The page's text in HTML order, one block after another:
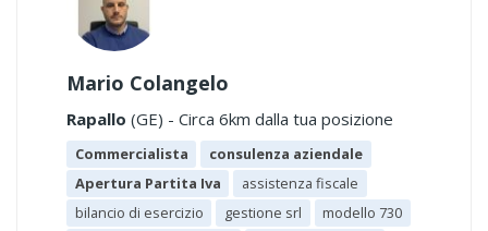
Mario Colangelo
Rapallo (GE) - Circa 6km dalla tua posizione
Commercialista
consulenza aziendale
Apertura Partita Iva
assistenza fiscale
bilancio di esercizio
gestione srl
modello 730